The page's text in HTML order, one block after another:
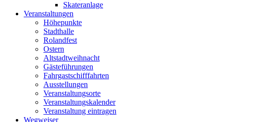
Skateranlage
Veranstaltungen
Höhepunkte
Stadthalle
Rolandfest
Ostern
Altstadtweihnacht
Gästeführungen
Fahrgastschifffahrten
Ausstellungen
Veranstaltungsorte
Veranstaltungskalender
Veranstaltung eintragen
Wegweiser